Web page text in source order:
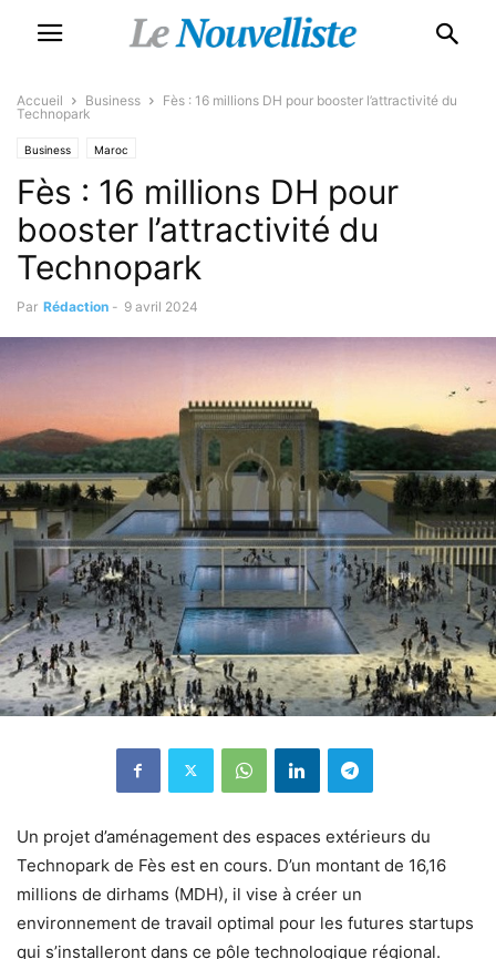
Accueil Business
Fès : 16 millions DH pour booster l’attractivité du
Technopark
Business Maroc
Fès : 16 millions DH pour
booster l’attractivité du
Technopark
Par Rédaction - 9 avril 2024
Un projet d’aménagement des espaces extérieurs du
Technopark de Fès est en cours. D’un montant de 16,16
millions de dirhams (MDH), il vise à créer un
environnement de travail optimal pour les futures startups
qui s’installeront dans ce pôle technologique régional.